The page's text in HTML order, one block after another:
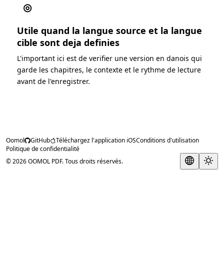
◎
Utile quand la langue source et la langue
cible sont deja definies
L'important ici est de verifier une version en danois qui
garde les chapitres, le contexte et le rythme de lecture
avant de l'enregistrer.
Oomol GitHub Téléchargez l'application iOSConditions d'utilisation
Politique de confidentialité
© 2026 OOMOL PDF. Tous droits réservés.